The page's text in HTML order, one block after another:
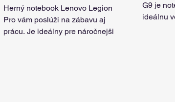
Herný notebook Lenovo Legion 5
Pro vám poslúži na zábavu aj
prácu. Je ideálny pre náročnejšiu
G9 je
ideálnu